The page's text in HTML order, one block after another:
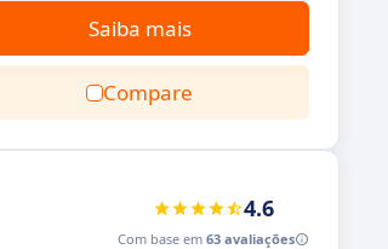
Saiba mais
Compare
4.6
Com base em 63 avaliações